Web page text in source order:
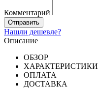
Комментарий
Нашли дешевле?
Описание
ОБЗОР
ХАРАКТЕРИСТИКИ
ОПЛАТА
ДОСТАВКА